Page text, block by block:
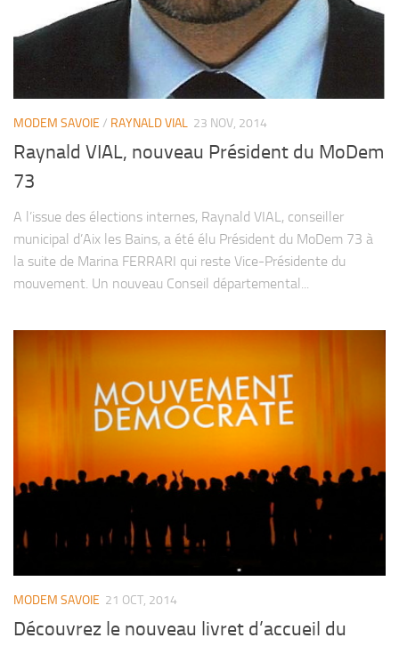
MODEM SAVOIE / RAYNALD VIAL 23 NOV, 2014
Raynald VIAL, nouveau Président du MoDem
73
A l’issue des élections internes, Raynald VIAL, conseiller
municipal d’Aix les Bains, a été élu Président du MoDem 73 à
la suite de Marina FERRARI qui reste Vice-Présidente du
mouvement. Un nouveau Conseil départemental...
MODEM SAVOIE 21 OCT, 2014
Découvrez le nouveau livret d’accueil du